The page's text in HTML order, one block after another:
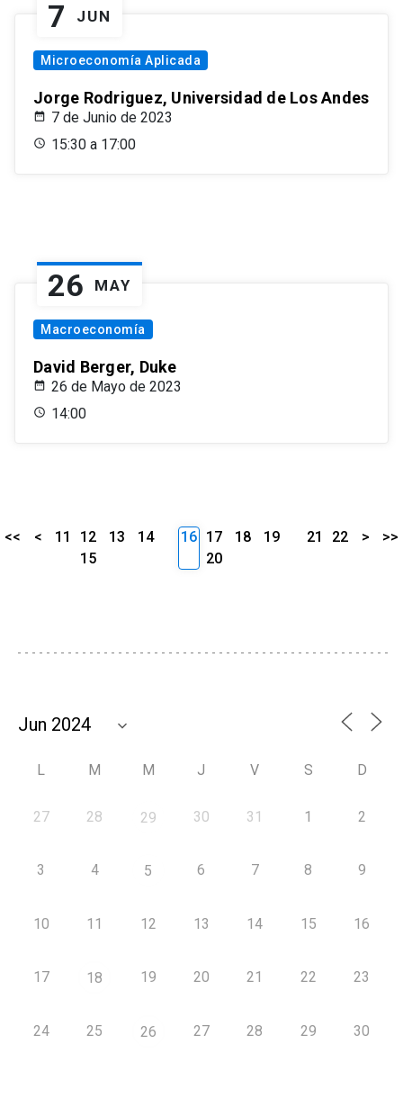
7 JUN
Microeconomía Aplicada
Jorge Rodriguez, Universidad de Los Andes
7 de Junio de 2023
15:30 a 17:00
26 MAY
Macroeconomía
David Berger, Duke
26 de Mayo de 2023
14:00
<< < 11 12 13
14
15
16 17 18
19
20
21 22 > >>
L M M J V S D
27 28 29 30 31 1 2
3 4 5 6 7 8 9
10 11 12 13 14 15 16
17 18 19 20 21 22 23
24 25 26 27 28 29 30